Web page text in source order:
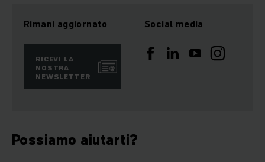
Rimani aggiornato
RICEVI LA
NOSTRA
NEWSLETTER
Social media
Possiamo aiutarti?